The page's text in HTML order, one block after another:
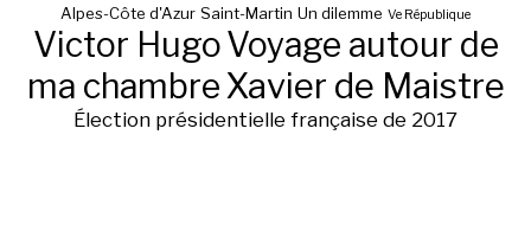
Alpes-Côte d'Azur Saint-Martin Un dilemme Ve République
Victor HugoVoyage autour de
ma chambre Xavier de Maistre
Élection présidentielle française de 2017